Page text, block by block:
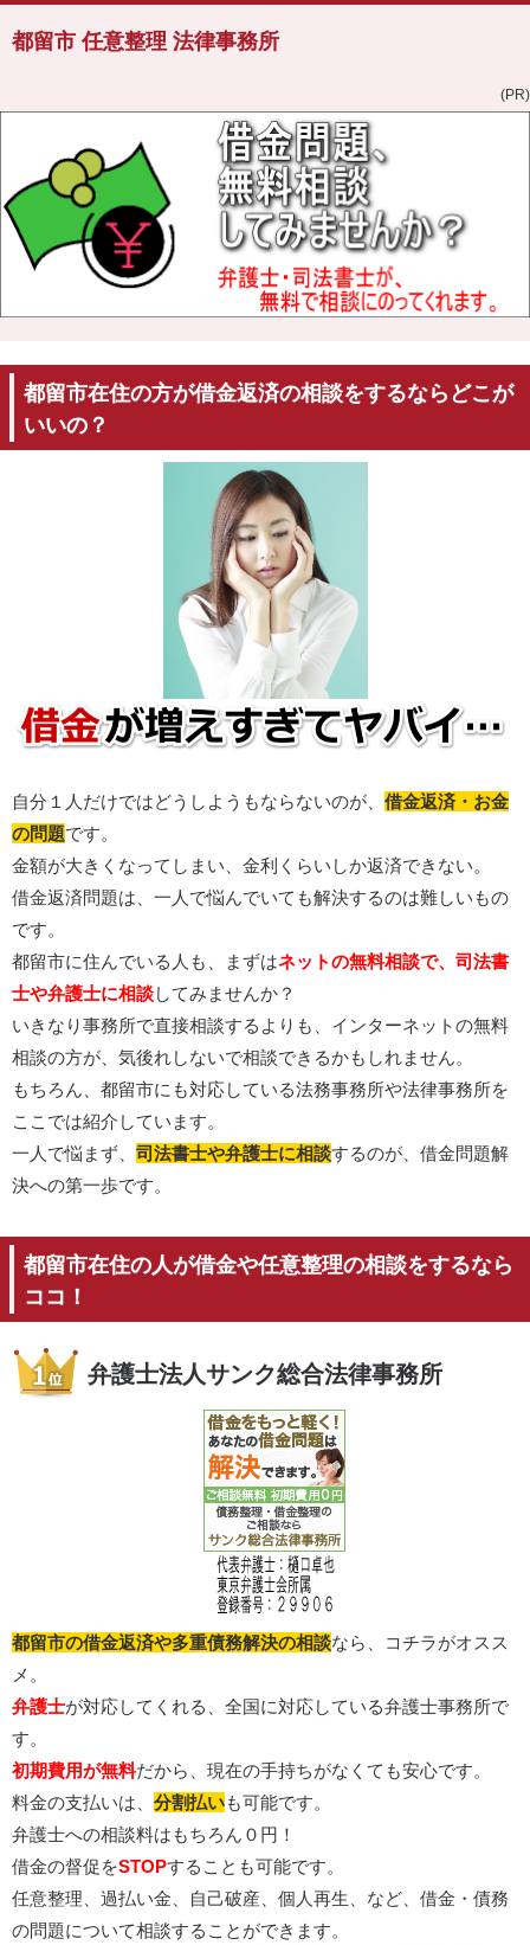
都留市 任意整理 法律事務所
(PR)
都留市在住の方が借金返済の相談をするならどこが
いいの？
自分１人だけではどうしようもならないのが、 借金返済・お金
の問題です。
金額が大きくなってしまい、金利くらいしか返済できない。
借金返済問題は、一人で悩んでいても解決するのは難しいもの
です。
都留市に住んでいる人も、まずはネットの無料相談で、司法書
士や弁護士に相談してみませんか？
いきなり事務所で直接相談するよりも、インターネットの無料
相談の方が、気後れしないで相談できるかもしれません。
もちろん、都留市にも対応している法務事務所や法律事務所を
ここでは紹介しています。
一人で悩まず、 司法書士や弁護士に相談するのが、借金問題解
決への第一歩です。
都留市在住の人が借金や任意整理の相談をするなら
ココ！
弁護士法人サンク総合法律事務所
都留市の借金返済や多重債務解決の相談なら、コチラがオスス
メ。
弁護士が対応してくれる、全国に対応している弁護士事務所で
す。
初期費用が無料だから、現在の手持ちがなくても安心です。
料金の支払いは、 分割払いも可能です。
弁護士への相談料はもちろん０円！
借金の督促をSTOPすることも可能です。
任意整理、過払い金、自己破産、個人再生、など、借金・債務
の問題について相談することができます。